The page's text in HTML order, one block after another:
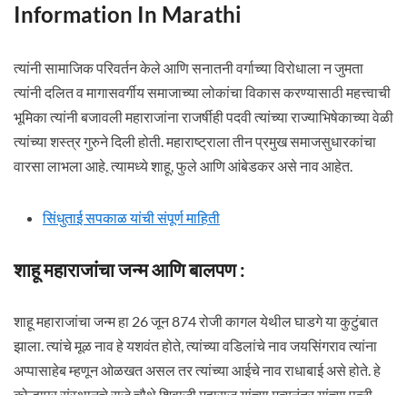
Information In Marathi
त्यांनी सामाजिक परिवर्तन केले आणि सनातनी वर्गाच्या विरोधाला न जुमता
त्यांनी दलित व मागासवर्गीय समाजाच्या लोकांचा विकास करण्यासाठी महत्त्वाची
भूमिका त्यांनी बजावली महाराजांना राजर्षीही पदवी त्यांच्या राज्याभिषेकाच्या वेळी
त्यांच्या शस्त्र गुरुने दिली होती. महाराष्ट्राला तीन प्रमुख समाजसुधारकांचा
वारसा लाभला आहे. त्यामध्ये शाहू, फुले आणि आंबेडकर असे नाव आहेत.
सिंधुताई सपकाळ यांची संपूर्ण माहिती
शाहू महाराजांचा जन्म आणि बालपण :
शाहू महाराजांचा जन्म हा 26 जून 874 रोजी कागल येथील घाडगे या कुटुंबात
झाला. त्यांचे मूळ नाव हे यशवंत होते, त्यांच्या वडिलांचे नाव जयसिंगराव त्यांना
अप्पासाहेब म्हणून ओळखत असल तर त्यांच्या आईचे नाव राधाबाई असे होते. हे